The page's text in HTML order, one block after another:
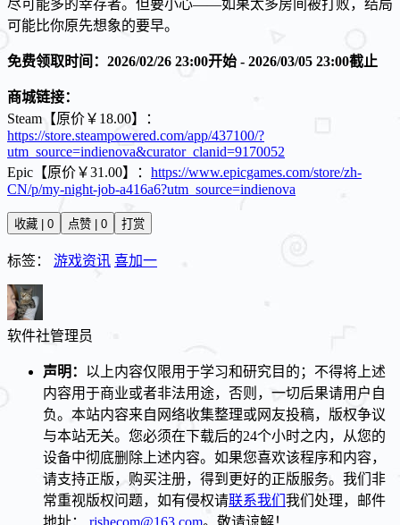
尽可能多的幸存者。但要小心——如果太多房间被打败，结局
可能比你原先想象的要早。
免费领取时间：2026/02/26 23:00开始 - 2026/03/05 23:00截止
商城链接：
Steam【原价￥18.00】：
https://store.steampowered.com/app/437100/?
utm_source=indienova&curator_clanid=9170052
Epic【原价￥31.00】： https://www.epicgames.com/store/zh-
CN/p/my-night-job-a416a6?utm_source=indienova
收藏 | 0 点赞 | 0 打赏
标签： 游戏资讯 喜加一
软件社管理员
声明： 以上内容仅限用于学习和研究目的；不得将上述
内容用于商业或者非法用途，否则，一切后果请用户自
负。本站内容来自网络收集整理或网友投稿，版权争议
与本站无关。您必须在下载后的24个小时之内，从您的
设备中彻底删除上述内容。如果您喜欢该程序和内容，
请支持正版，购买注册，得到更好的正版服务。我们非
常重视版权问题，如有侵权请联系我们 我们处理，邮件